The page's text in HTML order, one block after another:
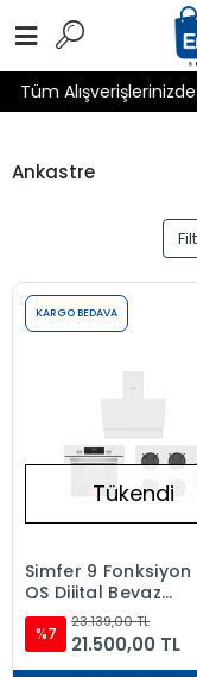
Tüm
Ankastre
KARGO BEDAVA
Tükendi
Simfer 9 Fonksiyon
QS Dijital Beyaz
Ankastre Set (8209
Fırın + 3507 Ocak +
8704 Davlumbaz)
%7
23.139,00 TL
21.500,00 TL